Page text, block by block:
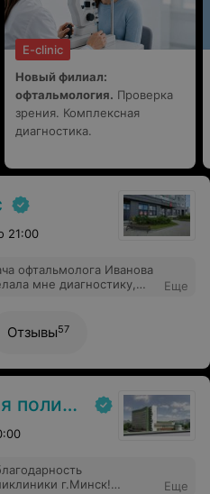
E-clinic
Новый филиал:
офтальмология. Проверка
зрения. Комплексная
диагностика.
21:00
офтальмолога Иванова
мне диагностику,
улыбчиваЯ, не
Рекомендую!!!
Еще
Отзывы57
г.Минск!
Еще